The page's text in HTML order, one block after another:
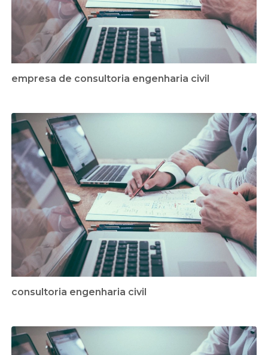
empresa de consultoria engenharia civil
consultoria engenharia civil